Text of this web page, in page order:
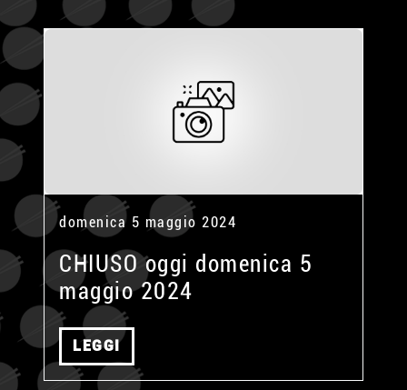
domenica 5 maggio 2024
CHIUSO oggi domenica 5
maggio 2024
LEGGI